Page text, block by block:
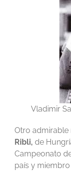
Vladimir
Otro admirable
Ribli, de
Campeonato
país y